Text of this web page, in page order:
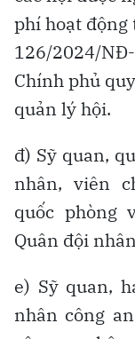
phí hoạt
126/2024/
Chính phủ
quản lý hội.
đ) Sỹ quan,
nhân, viên
quốc phòng
Quân đội
e) Sỹ quan,
nhân công